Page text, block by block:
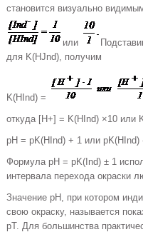
становится визуально
или
для K(HJnd), получим
K(HInd) =
откуда [H+] = K(HInd) ×10 или
pH = pK(HInd) + 1 или pK(HInd)
Формула pH = pK(Ind) ± 1
интервала перехода окраски
Значение pH, при котором
свою окраску, называется
pT. Для большинства